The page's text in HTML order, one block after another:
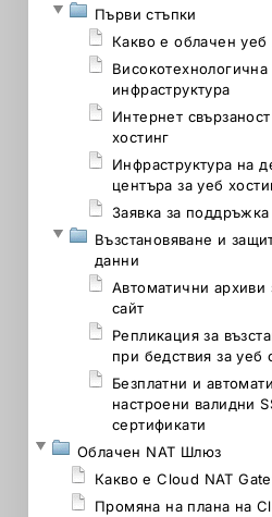
Първи стъпки
Какво е облачен уеб
инфраструктура
Интернет
хостинг
Инфраструктура на
центъра за уеб
Заявка за поддръжка
Възстановяване и
данни
Автоматични архиви
сайт
Репликация за
при бедствия за уеб
Безплатни и
настроени валидни
сертификати
Облачен NAT Шлюз
Какво е Cloud NAT
Промяна на плана на